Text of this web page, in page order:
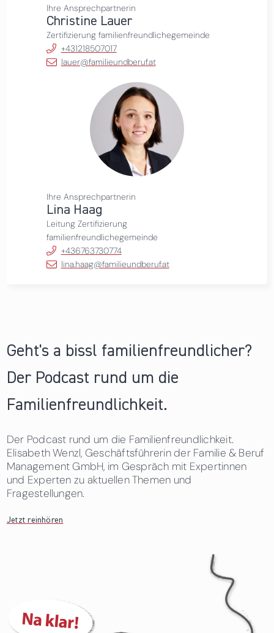
Ihre Ansprechpartnerin
Christine Lauer
Zertifizierung familienfreundlichegemeinde
+431218507017
lauer@familieundberuf.at
Ihre Ansprechpartnerin
Lina Haag
Leitung Zertifizierung
familienfreundlichegemeinde
+436763730774
lina.haag@familieundberuf.at
Geht's a bissl familienfreundlicher?
Der Podcast rund um die
Familienfreundlichkeit.
Der Podcast rund um die Familienfreundlichkeit.
Elisabeth Wenzl, Geschäftsführerin der Familie & Beruf
Management GmbH, im Gespräch mit Expertinnen
und Experten zu aktuellen Themen und
Fragestellungen.
Jetzt reinhören